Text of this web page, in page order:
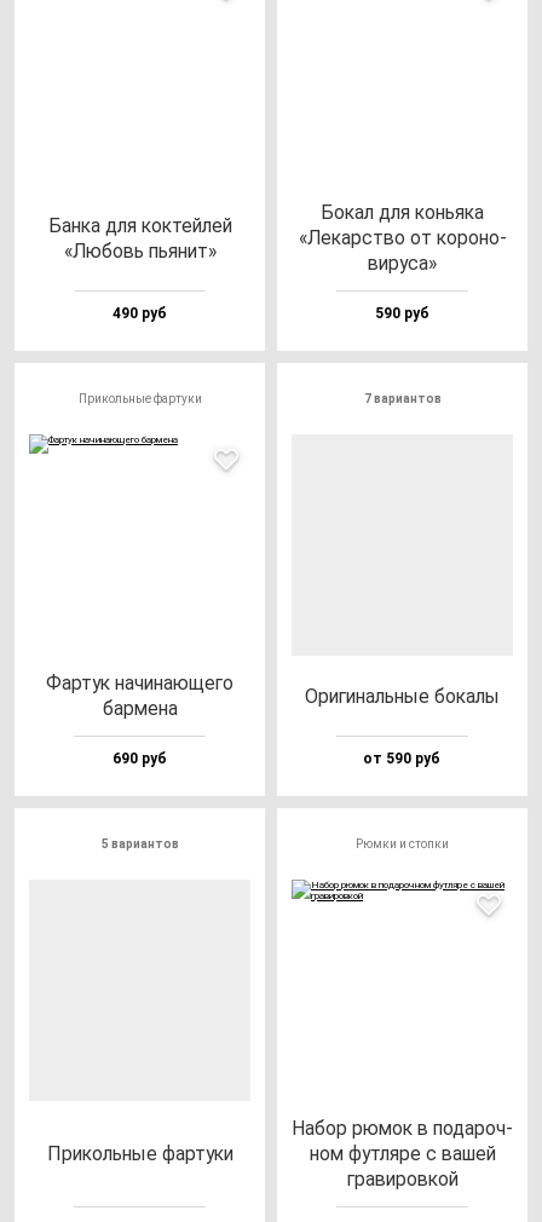
Бан­ка для кок­тей­лей
«Любовь пь­янит»
490 руб
Бокал для конь­яка
«Лекарс­тво от ко­ро­но­
ви­ру­са»
590 руб
Прикольные фартуки
Фар­тук на­чи­на­юще­го
бар­ме­на
690 руб
7 вариантов
Ори­ги­наль­ные бо­ка­лы
от 590 руб
5 вариантов
При­коль­ные фар­ту­ки
Рюмки и стопки
Набор рю­мок в по­да­роч­
ном фут­ля­ре с ва­шей
гра­ви­ров­кой